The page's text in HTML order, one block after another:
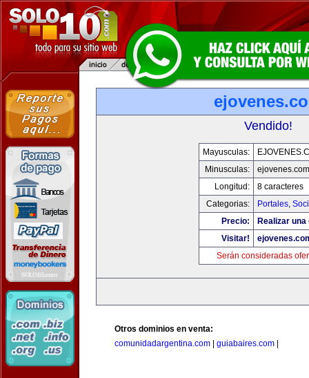
Vendido!
Mayusculas:
Minusculas:
ejovenes.com
Longitud:
8 caracteres
Categorias:
Portales,
Precio:
Realizar
Visitar!
Serán consideradas
Otros dominios en venta:
comunidadargentina.com
guiabaires.com